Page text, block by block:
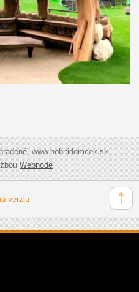
www.hobitidomcek.sk
Webnode
verziu